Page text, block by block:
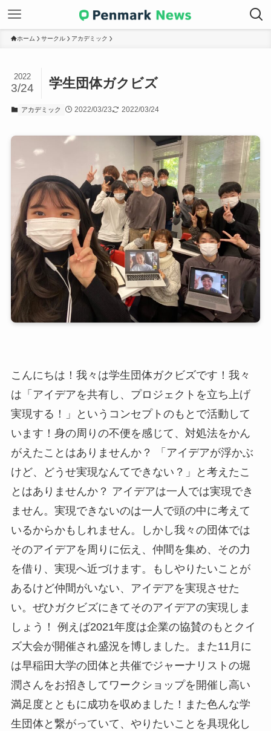
ホーム サークル アカデミック
学生団体ガクビズ
2022
3/24
アカデミック 2022/03/23 2022/03/24
こんにちは！我々は学生団体ガクビズです！我々
は「アイデアを共有し、プロジェクトを立ち上げ
実現する！」というコンセプトのもとで活動して
います！身の周りの不便を感じて、対処法をかん
がえたことはありませんか？ 「アイデアが浮かぶ
けど、どうせ実現なんてできない？」と考えたこ
とはありませんか？ アイデアは一人では実現でき
ません。実現できないのは一人で頭の中に考えて
いるからかもしれません。しかし我々の団体では
そのアイデアを周りに伝え、仲間を集め、その力
を借り、実現へ近づけます。もしやりたいことが
あるけど仲間がいない、アイデアを実現させた
い。ぜひガクビズにきてそのアイデアの実現しま
しょう！ 例えば2021年度は企業の協賛のもとクイ
ズ大会が開催され盛況を博しました。また11月に
は早稲田大学の団体と共催でジャーナリストの堀
潤さんをお招きしてワークショップを開催し高い
満足度とともに成功を収めました！また色んな学
生団体と繋がっていて、やりたいことを具現化し